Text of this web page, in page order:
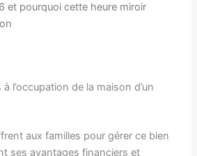
et pourquoi cette heure miroir
l’occupation de la maison d’un
aux familles pour gérer ce bien
ses avantages financiers et